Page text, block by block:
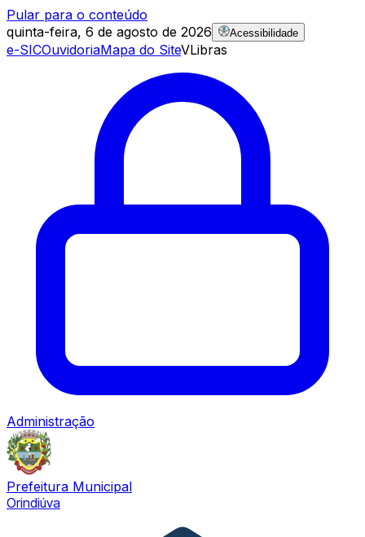
Pular para o conteúdo
quinta-feira, 6 de agosto de 2026
Acessibilidade
e-SICOuvidoriaMapa do SiteVLibras
Administração
Prefeitura Municipal
Orindiúva